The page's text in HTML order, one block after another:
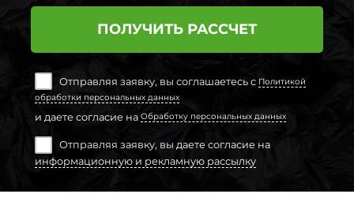
ПОЛУЧИТЬ РАССЧЕТ
Отправляя заявку, вы соглашаетесь с Политикой
обработки персональных данных
и даете согласие на Обработку персональных данных
Отправляя заявку, вы даете согласие на
информационную и рекламную рассылку